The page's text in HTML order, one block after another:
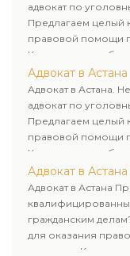
адвокат по
Предлагаем целый
правовой помощи
Комплексное
лиц.
Адвокат в Астана
Адвокат в Астана.
адвокат по
Предлагаем целый
правовой помощи
Комплексное
лиц.
Адвокат в
Адвокат в Астана
гражданским
для оказания
клиентам.